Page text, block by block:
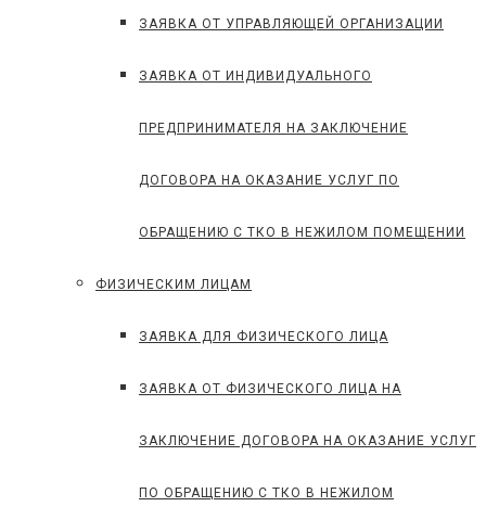
ЗАЯВКА ОТ УПРАВЛЯЮЩЕЙ ОРГАНИЗАЦИИ
ЗАЯВКА ОТ ИНДИВИДУАЛЬНОГО
ПРЕДПРИНИМАТЕЛЯ НА ЗАКЛЮЧЕНИЕ
ДОГОВОРА НА ОКАЗАНИЕ УСЛУГ ПО
ОБРАЩЕНИЮ С ТКО В НЕЖИЛОМ ПОМЕЩЕНИИ
ФИЗИЧЕСКИМ ЛИЦАМ
ЗАЯВКА ДЛЯ ФИЗИЧЕСКОГО ЛИЦА
ЗАЯВКА ОТ ФИЗИЧЕСКОГО ЛИЦА НА
ЗАКЛЮЧЕНИЕ ДОГОВОРА НА ОКАЗАНИЕ УСЛУГ
ПО ОБРАЩЕНИЮ С ТКО В НЕЖИЛОМ